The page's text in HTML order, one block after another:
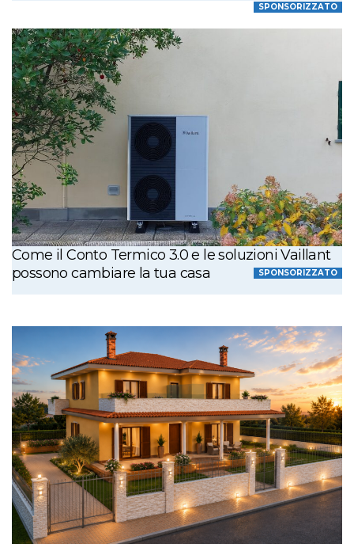
SPONSORIZZATO
Come il Conto Termico 3.0 e le soluzioni Vaillant
possono cambiare la tua casa
SPONSORIZZATO